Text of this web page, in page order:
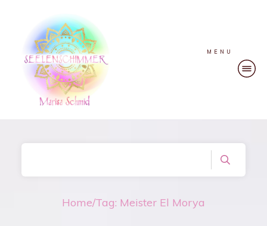
MENU
Home/Tag: Meister El Morya